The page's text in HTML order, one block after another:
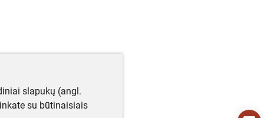
slapukų (angl.
su būtinaisiais